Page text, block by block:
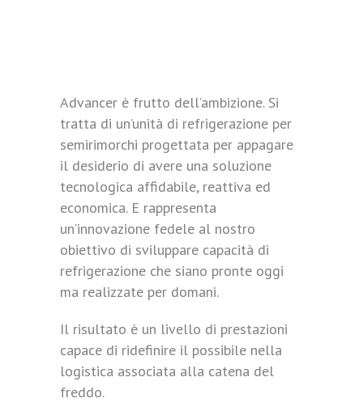
Advancer è frutto dell’ambizione. Si
tratta di un’unità di refrigerazione per
semirimorchi progettata per appagare
il desiderio di avere una soluzione
tecnologica affidabile, reattiva ed
economica. E rappresenta
un’innovazione fedele al nostro
obiettivo di sviluppare capacità di
refrigerazione che siano pronte oggi
ma realizzate per domani.
Il risultato è un livello di prestazioni
capace di ridefinire il possibile nella
logistica associata alla catena del
freddo.